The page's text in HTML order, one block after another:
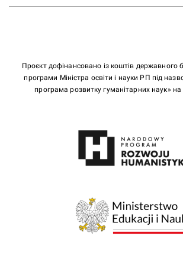
Проєкт дофінансовано із коштів
програми Міністра освіти і науки РП під
програма розвитку гуманітарних наук»